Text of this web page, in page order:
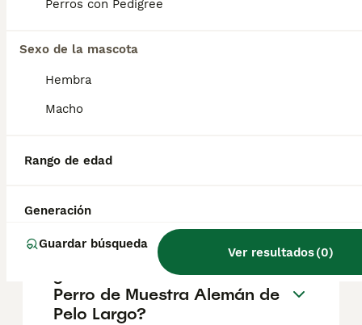
Perros con Pedigree
Sexo de la mascota
Hembra
Macho
Rango de edad
Generación
Guardar búsqueda
Ver resultados(0)
el pastor belga malinois tiene sus orígenes
perro de trabajo.
¿Cuál es la raza de perro
braco alemán?
¿Cómo es el carácter del
Perro de Muestra Alemán de
Pelo Largo?